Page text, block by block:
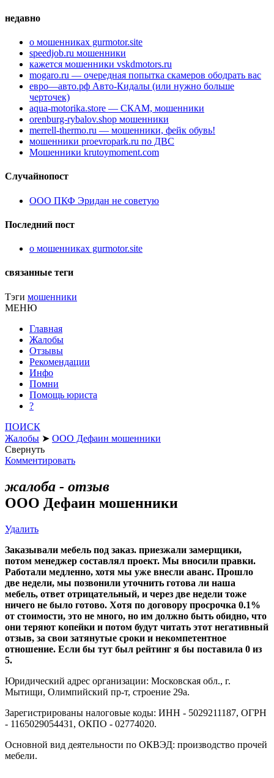
недавно
о мошенниках gurmotor.site
speedjob.ru мошенники
кажется мошенники vskdmotors.ru
mogaro.ru — очередная попытка скамеров ободрать вас
евро—авто.рф Авто-Кидалы (или нужно больше
черточек)
aqua-motorika.store — СКАМ, мошенники
orenburg-rybalov.shop мошенники
merrell-thermo.ru — мошенники, фейк обувь!
мошенники proevropark.ru по ДВС
Мошенники krutoymoment.com
Случайнопост
ООО ПКФ Эридан не советую
Последний пост
о мошенниках gurmotor.site
связанные теги
Тэги мошенники
МЕНЮ
Главная
Жалобы
Отзывы
Рекомендации
Инфо
Помни
Помощь юриста
?
ПОИСК
Жалобы ➤ ООО Дефаин мошенники
Свернуть
Комментировать
жалоба - отзыв
ООО Дефаин мошенники
Удалить
Заказывали мебель под заказ. приезжали замерщики,
потом менеджер составлял проект. Мы вносили правки.
Работали медленно, хотя мы уже внесли аванс. Прошло
две недели, мы позвонили уточнить готова ли наша
мебель, ответ отрицательный, и через две недели тоже
ничего не было готово. Хотя по договору просрочка 0.1%
от стоимости, это не много, но им должно быть обидно, что
они теряют копейки и потом будут читать этот негативный
отзыв, за свои затянутые сроки и некомпетентное
отношение. Если бы тут был рейтинг я бы поставила 0 из
5.
Юридический адрес организации: Московская обл., г.
Мытищи, Олимпийский пр-т, строение 29а.
Зарегистрированы налоговые коды: ИНН - 5029211187, ОГРН
- 1165029054431, ОКПО - 02774020.
Основной вид деятельности по ОКВЭД: производство прочей
мебели.